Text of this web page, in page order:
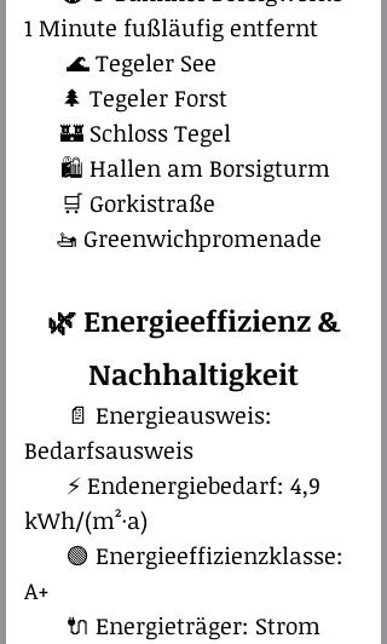
1 Minute fußläufig entfernt
🌊 Tegeler See
🌲 Tegeler Forst
🏰 Schloss Tegel
🛍 Hallen am Borsigturm
🛒 Gorkistraße
🚤 Greenwichpromenade
🌿​ Energieeffizienz &
Nachhaltigkeit
📄 Energieausweis:
Bedarfsausweis
⚡ Endenergiebedarf: 4,9
kWh/(m²·a)
🟢 Energieeffizienzklasse:
A+
🔌 Energieträger: Strom